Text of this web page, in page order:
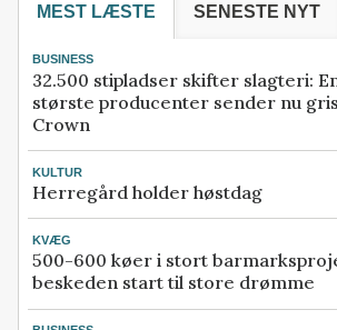
MEST LÆSTE SENESTE NYT
BUSINESS
32.500 stipladser skifter slagteri:
største producenter sender nu
Crown
KULTUR
Herregård holder høstdag
KVÆG
500-600 køer i stort
beskeden start til store drømme